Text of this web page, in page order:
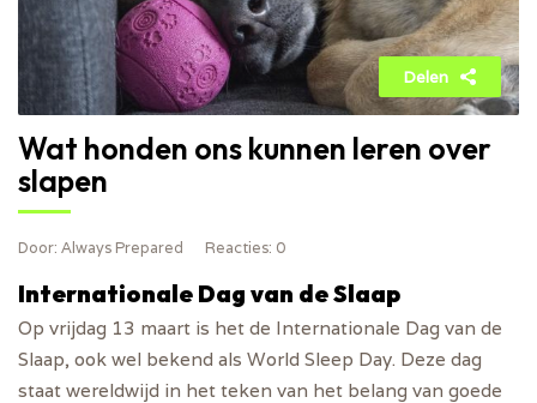
Delen
Wat honden ons kunnen leren over
slapen
Door: Always Prepared Reacties: 0
Internationale Dag van de Slaap
Op vrijdag 13 maart is het de Internationale Dag van de
Slaap, ook wel bekend als World Sleep Day. Deze dag
staat wereldwijd in het teken van het belang van goede